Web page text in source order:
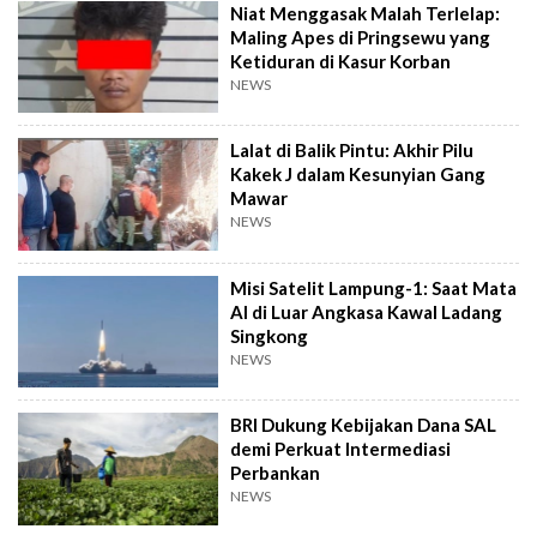
Niat Menggasak Malah Terlelap:
Maling Apes di Pringsewu yang
Ketiduran di Kasur Korban
NEWS
Lalat di Balik Pintu: Akhir Pilu
Kakek J dalam Kesunyian Gang
Mawar
NEWS
Misi Satelit Lampung-1: Saat Mata
AI di Luar Angkasa Kawal Ladang
Singkong
NEWS
BRI Dukung Kebijakan Dana SAL
demi Perkuat Intermediasi
Perbankan
NEWS